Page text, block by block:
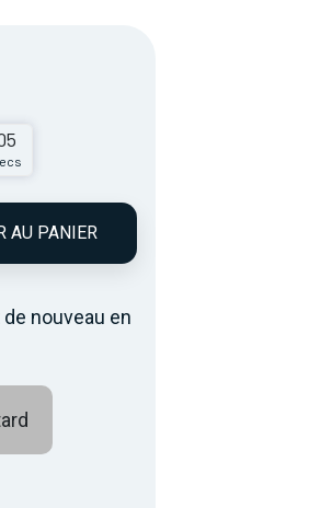
AU PANIER
nouveau en